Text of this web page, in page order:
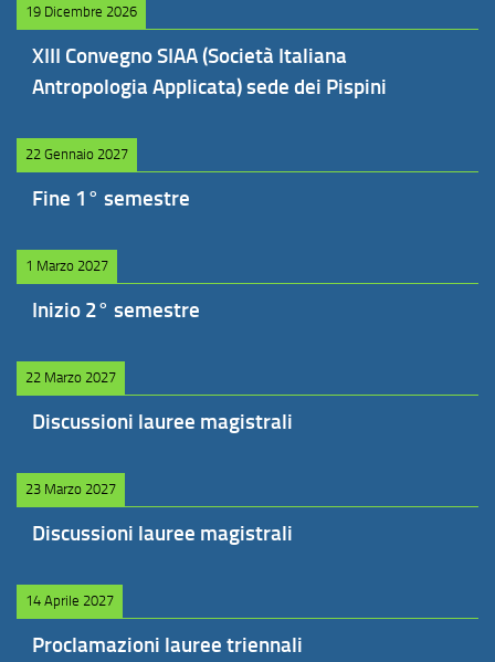
19 Dicembre 2026
XIII Convegno SIAA (Società Italiana
Antropologia Applicata) sede dei Pispini
22 Gennaio 2027
Fine 1° semestre
1 Marzo 2027
Inizio 2° semestre
22 Marzo 2027
Discussioni lauree magistrali
23 Marzo 2027
Discussioni lauree magistrali
14 Aprile 2027
Proclamazioni lauree triennali